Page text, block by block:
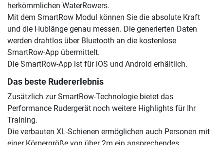
herkömmlichen WaterRowers.
Mit dem SmartRow Modul können Sie die absolute Kraft
und die Hublänge genau messen. Die generierten Daten
werden drahtlos über Bluetooth an die kostenlose
SmartRow-App übermittelt.
Die SmartRow-App ist für iOS und Android erhältlich.
Das beste Rudererlebnis
Zusätzlich zur SmartRow-Technologie bietet das
Performance Rudergerät noch weitere Highlights für Ihr
Training.
Die verbauten XL-Schienen ermöglichen auch Personen mit
einer Körpergröße von über 2m ein ansprechendes